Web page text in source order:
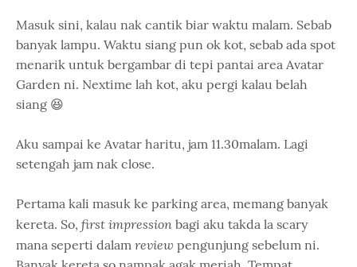
Masuk sini, kalau nak cantik biar waktu malam. Sebab
banyak lampu. Waktu siang pun ok kot, sebab ada spot
menarik untuk bergambar di tepi pantai area Avatar
Garden ni. Nextime lah kot, aku pergi kalau belah
siang 😆
Aku sampai ke Avatar haritu, jam 11.30malam. Lagi
setengah jam nak close.
Pertama kali masuk ke parking area, memang banyak
kereta. So, first impression bagi aku takda la scary
mana seperti dalam review pengunjung sebelum ni.